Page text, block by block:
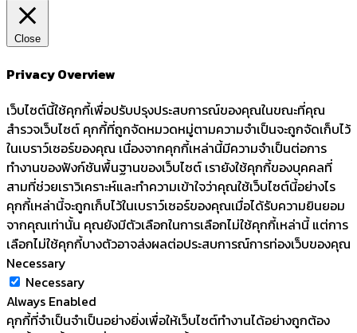
Close
Privacy Overview
เว็บไซต์นี้ใช้คุกกี้เพื่อปรับปรุงประสบการณ์ของคุณในขณะที่คุณ
สำรวจเว็บไซต์ คุกกี้ที่ถูกจัดหมวดหมู่ตามความจำเป็นจะถูกจัดเก็บไว้
ในเบราว์เซอร์ของคุณ เนื่องจากคุกกี้เหล่านี้มีความจำเป็นต่อการ
ทำงานของฟังก์ชันพื้นฐานของเว็บไซต์ เรายังใช้คุกกี้ของบุคคลที่
สามที่ช่วยเราวิเคราะห์และทำความเข้าใจว่าคุณใช้เว็บไซต์นี้อย่างไร
คุกกี้เหล่านี้จะถูกเก็บไว้ในเบราว์เซอร์ของคุณเมื่อได้รับความยินยอม
จากคุณเท่านั้น คุณยังมีตัวเลือกในการเลือกไม่ใช้คุกกี้เหล่านี้ แต่การ
เลือกไม่ใช้คุกกี้บางตัวอาจส่งผลต่อประสบการณ์การท่องเว็บของคุณ
Necessary
Necessary
Always Enabled
คุกกี้ที่จำเป็นจำเป็นอย่างยิ่งเพื่อให้เว็บไซต์ทำงานได้อย่างถูกต้อง